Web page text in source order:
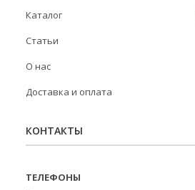
Каталог
Статьи
О нас
Доставка и оплата
КОНТАКТЫ